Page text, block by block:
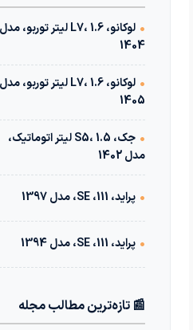
•
لوکانو، L7، 1.6 لیتر توربو، مدل
1404
•
لوکانو، L7، 1.6 لیتر توربو، مدل
1405
•
جک، S5، 1.5 لیتر اتوماتیک،
مدل 1402
• پراید، 111، SE، مدل 1397
• پراید، 111، SE، مدل 1394
📰 تازه‌ترین مطالب مجله